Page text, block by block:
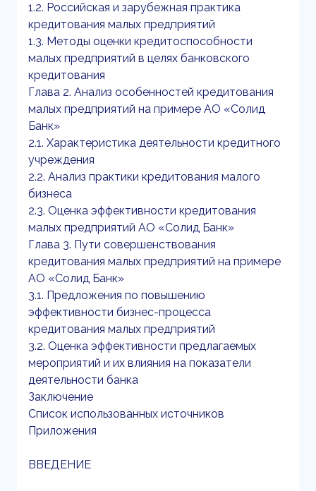
1.2. Российская и зарубежная практика
кредитования малых предприятий
1.3. Методы оценки кредитоспособности
малых предприятий в целях банковского
кредитования
Глава 2. Анализ особенностей кредитования
малых предприятий на примере АО «Солид
Банк»
2.1. Характеристика деятельности кредитного
учреждения
2.2. Анализ практики кредитования малого
бизнеса
2.3. Оценка эффективности кредитования
малых предприятий АО «Солид Банк»
Глава 3. Пути совершенствования
кредитования малых предприятий на примере
АО «Солид Банк»
3.1. Предложения по повышению
эффективности бизнес-процесса
кредитования малых предприятий
3.2. Оценка эффективности предлагаемых
мероприятий и их влияния на показатели
деятельности банка
Заключение
Список использованных источников
Приложения
ВВЕДЕНИЕ